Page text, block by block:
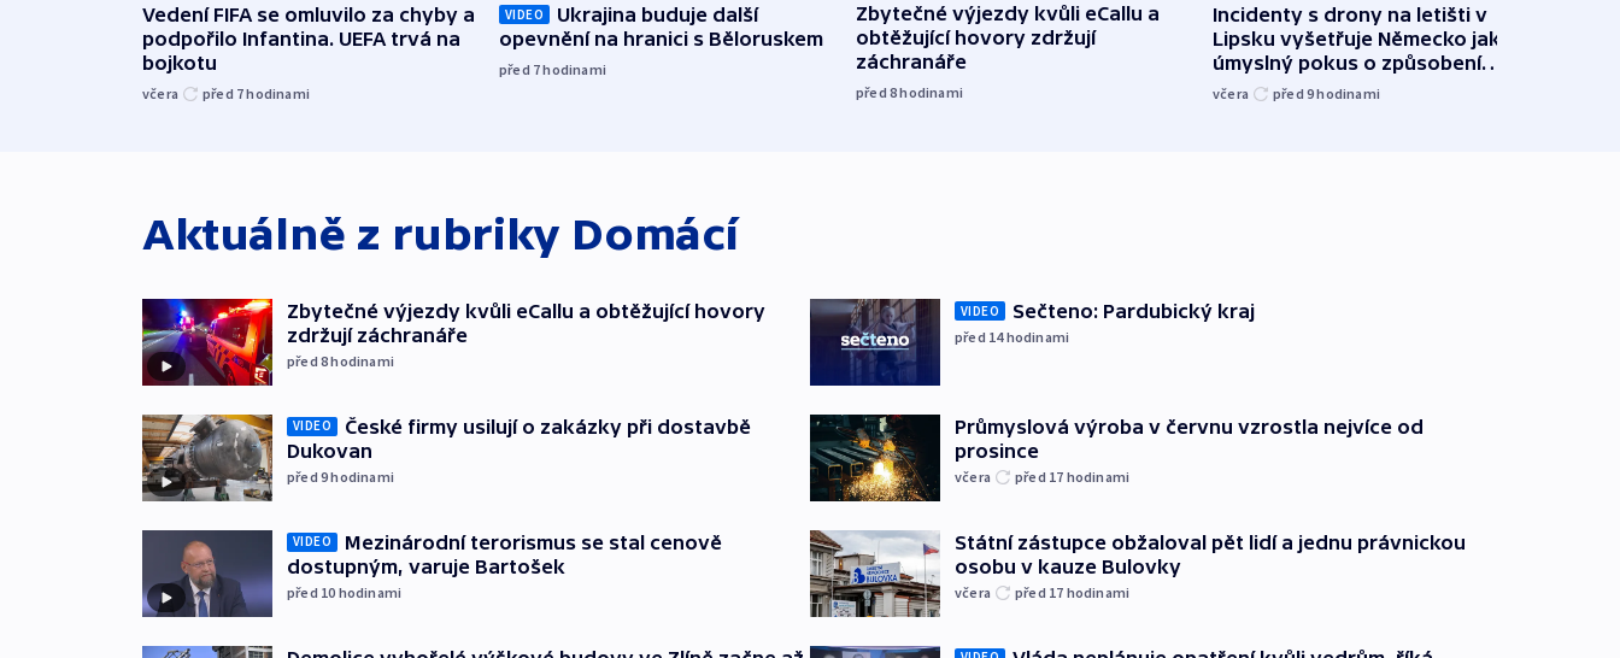
Vedení FIFA se omluvilo za chyby a
podpořilo Infantina. UEFA trvá na
bojkotu
včera před 7hodinami
VIDEO
Ukrajina buduje další
opevnění na hranici s Běloruskem
před 7hodinami
Zbytečné výjezdy kvůli eCallu a
obtěžující hovory zdržují
záchranáře
před 8hodinami
Incidenty s drony na letišti v
Lipsku vyšetřuje Německo jako
úmyslný pokus o způsobení
exploze
včera před 9hodinami
Aktuálně z rubriky Domácí
Zbytečné výjezdy kvůli eCallu a obtěžující hovory
zdržují záchranáře
před 8hodinami
VIDEO
České firmy usilují o zakázky při dostavbě
Dukovan
před 9hodinami
VIDEO
Mezinárodní terorismus se stal cenově
dostupným, varuje Bartošek
před 10 hodinami
VIDEO Sečteno: Pardubický kraj
před 14hodinami
Průmyslová výroba v červnu vzrostla nejvíce od
prosince
včera před 17 hodinami
Státní zástupce obžaloval pět lidí a jednu právnickou
osobu v kauze Bulovky
včera před 17 hodinami